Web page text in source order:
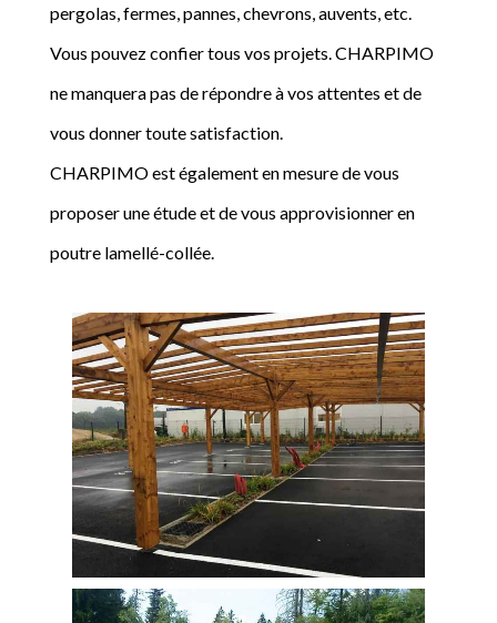
pergolas, fermes, pannes, chevrons, auvents, etc.
Vous pouvez confier tous vos projets. CHARPIMO
ne manquera pas de répondre à vos attentes et de
vous donner toute satisfaction.
CHARPIMO est également en mesure de vous
proposer une étude et de vous approvisionner en
poutre lamellé-collée.